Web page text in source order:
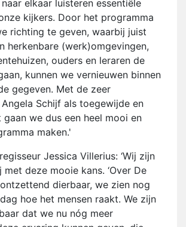
elkaar luisteren essentiële
kijkers. Door het programma
richting te geven, waarbij juist
herkenbare (werk)omgevingen,
ouders en leraren de
kunnen we vernieuwen binnen
gegeven. Met de zeer
Schijf als toegewijde en
we dus een heel mooi en
maken.'
Jessica Villerius: ‘Wij zijn
deze mooie kans. ‘Over De
ontzettend dierbaar, we zien nog
hoe het mensen raakt. We zijn
dat we nu nóg meer